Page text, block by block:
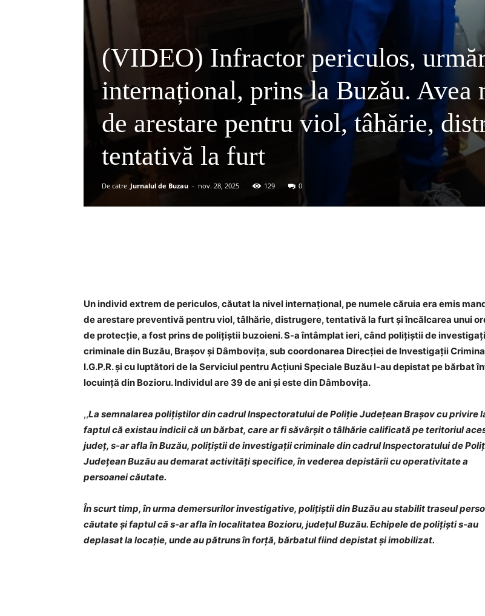
(VIDEO) Infractor periculos,
internațional, prins la Buzău. Avea
de arestare pentru viol, tâhărie,
tentativă la furt
De catre Jurnalul de Buzau - nov. 28, 2025 129 0
Un individ extrem de periculos, căutat la nivel internațional, pe numele căruia era emis
de arestare preventivă pentru viol, tâlhărie, distrugere, tentativă la furt și încălcarea unui
de protecție, a fost prins de polițiștii buzoieni. S-a întâmplat ieri, când polițiștii de
criminale din Buzău, Brașov și Dâmbovița, sub coordonarea Direcției de Investigații
I.G.P.R. și cu luptători de la Serviciul pentru Acțiuni Speciale Buzău l-au depistat pe bărbat
locuință din Bozioru. Individul are 39 de ani și este din Dâmbovița.
,,La semnalarea polițiștilor din cadrul Inspectoratului de Poliție Județean Brașov cu privire
faptul că existau indicii că un bărbat, care ar fi săvârșit o tâlhărie calificată pe teritoriul
județ, s-ar afla în Buzău, polițiștii de investigații criminale din cadrul Inspectoratului de
Județean Buzău au demarat activități specifice, în vederea depistării cu operativitate a
persoanei căutate.
În scurt timp, în urma demersurilor investigative, polițiștii din Buzău au stabilit traseul
căutate și faptul că s-ar afla în localitatea Bozioru, județul Buzău. Echipele de polițiști s-au
deplasat la locație, unde au pătruns în forță, bărbatul fiind depistat și imobilizat.